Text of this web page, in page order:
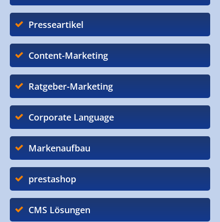
Presseartikel
Content-Marketing
Ratgeber-Marketing
Corporate Language
Markenaufbau
prestashop
CMS Lösungen